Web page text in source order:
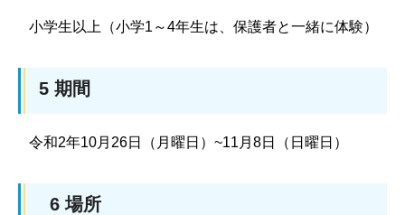
小学生以上（小学1～4年生は、保護者と一緒に体験）
5 期間
令和2年10月26日（月曜日）~11月8日（日曜日）
6 場所